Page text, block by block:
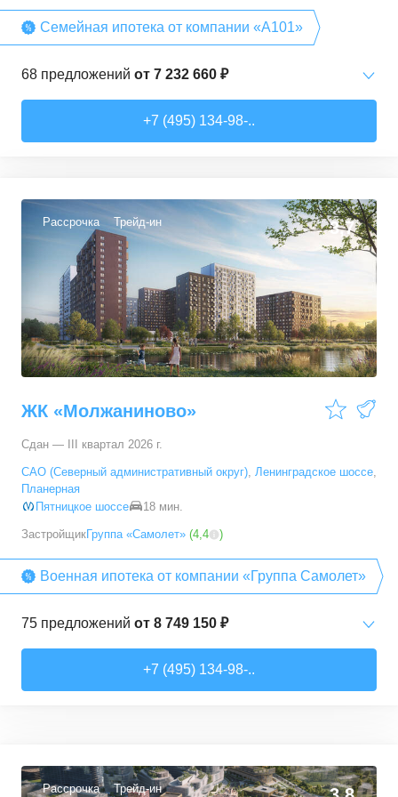
Семейная ипотека от компании «А101»
68 предложений от 7 232 660 ₽
35–36,7м² 3 предложения
2-комн. кв. от 13 342 080 ₽
72,7 м² 15 предложений
3-комн. кв. от14 592 460 ₽
53,6–96,9м² 29 предложений
66,6– 89,3м² предложений
94,7– 94,7м² 1 предложение
+7 (495) 134-98-..
Рассрочка Трейд-ин 3,7
ЖК «Молжаниново»
Сдан — III квартал 2026 г.
САО (Северный административный округ), Ленинградское шоссе,
Планерная
Пятницкое шоссе
18 мин.
ЗастройщикГруппа «Самолет» (4,4 )
Военная ипотека от компании «Группа Самолет»
75 предложений от 8 749 150 ₽
+7 (495) 134-98-..
Рассрочка Трейд-ин